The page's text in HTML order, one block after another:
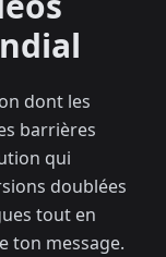
dont les
barrières
qui
doublées
tout en
ton message.